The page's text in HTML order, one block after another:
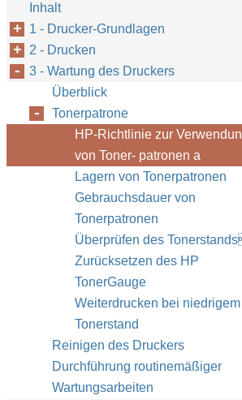
Inhalt
1 - Drucker-Grundlagen
2 - Drucken
3 - Wartung des Druckers
Überblick
Tonerpatrone
HP-Richtlinie zur
von Toner- patronen a
Lagern von Tonerpatronen
Gebrauchsdauer von
Tonerpatronen
Überprüfen des
Zurücksetzen des HP
TonerGauge
Weiterdrucken bei niedrigem
Tonerstand
Reinigen des Druckers
Durchführung routinemäßiger
Wartungsarbeiten